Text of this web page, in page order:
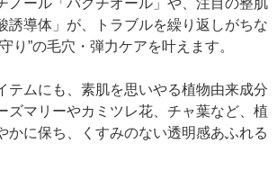
誘導体」が、トラブルを繰り返しがちな
り”の毛穴・弾力ケアを叶えます。
テムにも、素肌を思いやる植物由来成分
ズマリーやカミツレ花、チャ葉など、植
かに保ち、くすみのない透明感あふれる